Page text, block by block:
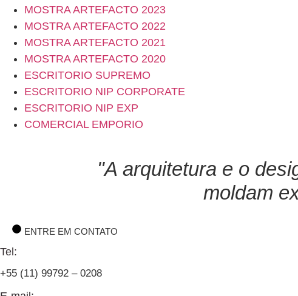
MOSTRA ARTEFACTO 2023
MOSTRA ARTEFACTO 2022
MOSTRA ARTEFACTO 2021
MOSTRA ARTEFACTO 2020
ESCRITORIO SUPREMO
ESCRITORIO NIP CORPORATE
ESCRITORIO NIP EXP
COMERCIAL EMPORIO
"A arquitetura e o
moldam
ENTRE EM CONTATO
Tel:
+55 (11) 99792 – 0208